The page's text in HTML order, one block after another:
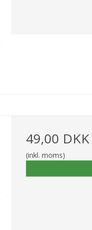
49,00 DKK
(inkl. moms)